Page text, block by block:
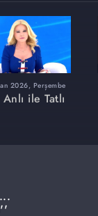
2026, Perşembe
ile Tatlı